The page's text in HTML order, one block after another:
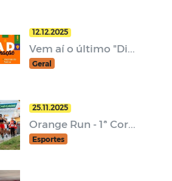
12.12.2025
Vem aí o último "Di...
Geral
25.11.2025
Orange Run - 1ª Cor...
Esportes